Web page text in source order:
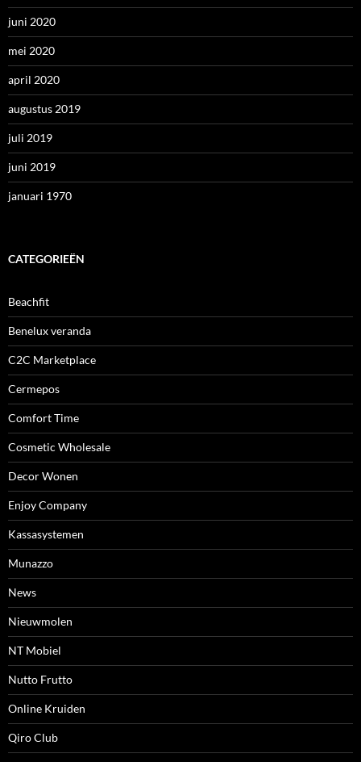
juni 2020
mei 2020
april 2020
augustus 2019
juli 2019
juni 2019
januari 1970
CATEGORIEËN
Beachfit
Benelux veranda
C2C Marketplace
Cermepos
Comfort Time
Cosmetic Wholesale
Decor Wonen
Enjoy Company
Kassasystemen
Munazzo
News
Nieuwmolen
NT Mobiel
Nutto Frutto
Online Kruiden
Qiro Club